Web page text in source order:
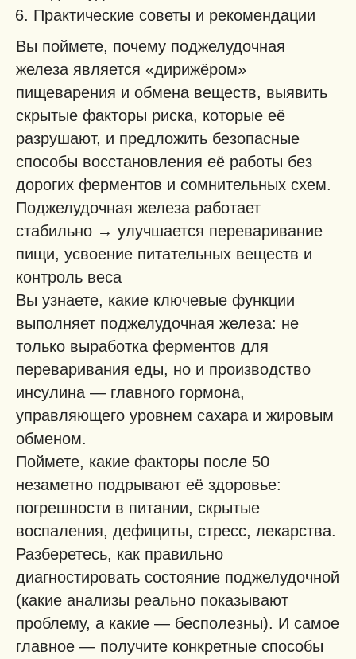
Практические советы и рекомендации
Вы поймете, почему поджелудочная
железа является «дирижёром»
пищеварения и обмена веществ, выявить
скрытые факторы риска, которые её
разрушают, и предложить безопасные
способы восстановления её работы без
дорогих ферментов и сомнительных схем.
Поджелудочная железа работает
стабильно → улучшается переваривание
пищи, усвоение питательных веществ и
контроль веса
Вы узнаете, какие ключевые функции
выполняет поджелудочная железа: не
только выработка ферментов для
переваривания еды, но и производство
инсулина — главного гормона,
управляющего уровнем сахара и жировым
обменом.
Поймете, какие факторы после 50
незаметно подрывают её здоровье:
погрешности в питании, скрытые
воспаления, дефициты, стресс, лекарства.
Разберетесь, как правильно
диагностировать состояние поджелудочной
(какие анализы реально показывают
проблему, а какие — бесполезны). И самое
главное — получите конкретные способы